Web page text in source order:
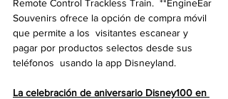
Remote Control Trackless Train.  **EngineEar
Souvenirs ofrece la opción de compra móvil
que permite a los  visitantes escanear y
pagar por productos selectos desde sus
teléfonos  usando la app Disneyland.
La celebración de aniversario Disney100 en